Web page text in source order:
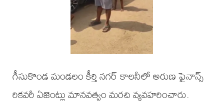
గీసుకొండ మండలం కీర్తి నగర్ కాలనీలో అరుణ ఫైనాన్స్
రికవరీ ఏజెంట్లు మానవత్వం మరచి వ్యవహరించారు.